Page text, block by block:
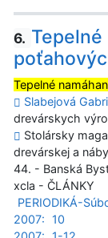
6.
Tepelné
Slabejová
drevárskych
Stolársky
drevárskej a
44. - Banská
xcla - ČLÁNKY
PERIODIKÁ-
2007:
10